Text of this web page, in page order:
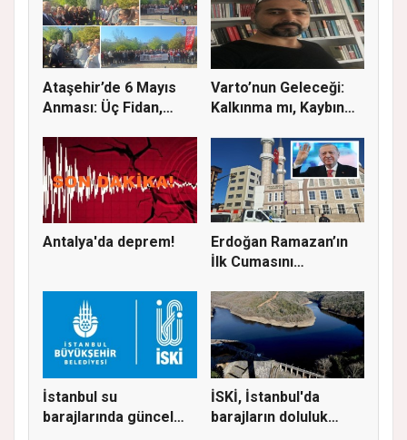
Ataşehir’de 6 Mayıs
Anması: Üç Fidan,
Varto’nun Geleceği:
Kalkınma mı, Kaybın
Antalya'da deprem!
Erdoğan Ramazan’ın
İlk Cumasını
İstanbul su
barajlarında güncel
İSKİ, İstanbul'da
barajların doluluk